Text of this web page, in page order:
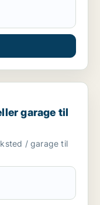
til salg i Region
garage til
/ garage til